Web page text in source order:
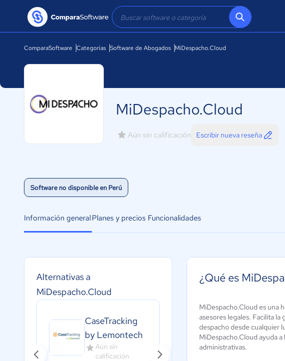
ComparaSoftware Categorías Software de Abogados MiDespacho.Cloud
MiDespacho.Cloud
Aún sin calificación Escribir nueva reseña
Software no disponible en Perú
Información generalPlanes y precios Funcionalidades
Alternativas a
MiDespacho.Cloud
CaseTracking
by Lemontech
Aún sin
calificación
MyCase
4.5 / 5
¿Qué es
MiDespacho.Cloud es una
asesores legales. Facilita
despacho desde cualquier
MiDespacho.Cloud ayuda
administrativas.